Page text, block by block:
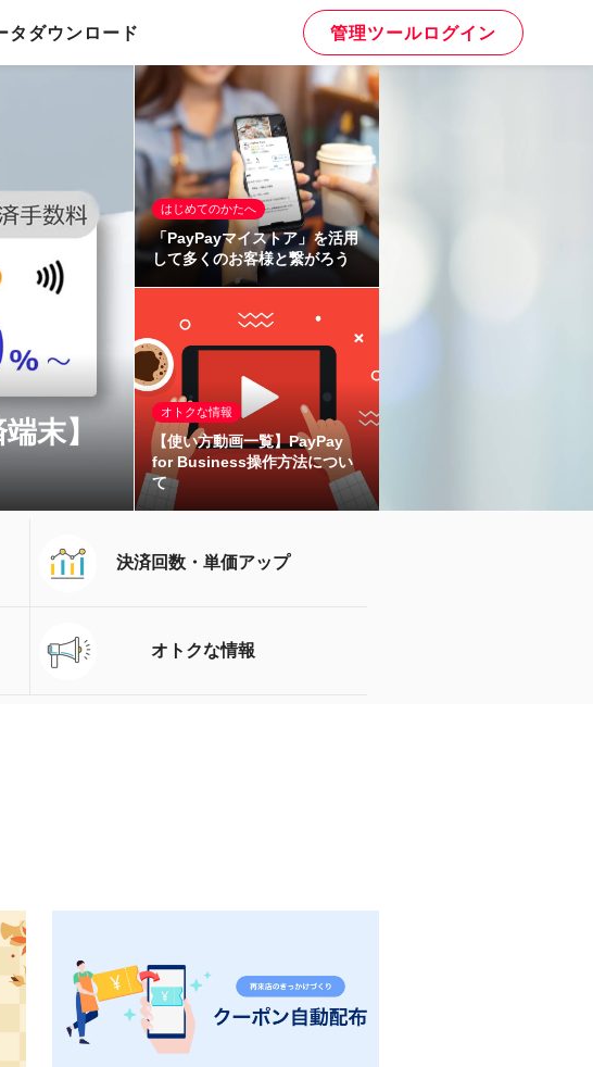
タダウンロード 管理ツールログイン
末】
はじめてのかたへ
「PayPayマイストア」を活用
して多くのお客様と繋がろう
オトクな情報
【使い方動画一覧】PayPay
for Business操作方法につい
て
決済回数・単価アップ
オトクな情報